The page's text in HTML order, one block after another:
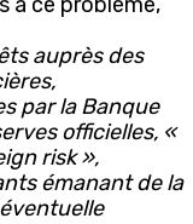
auprès des
par la Banque
officielles, «
risk »,
émanant de la